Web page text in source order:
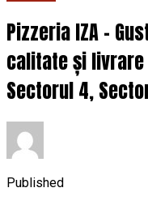
Pizzeria IZA –
calitate și
Sectorul 4,
Published